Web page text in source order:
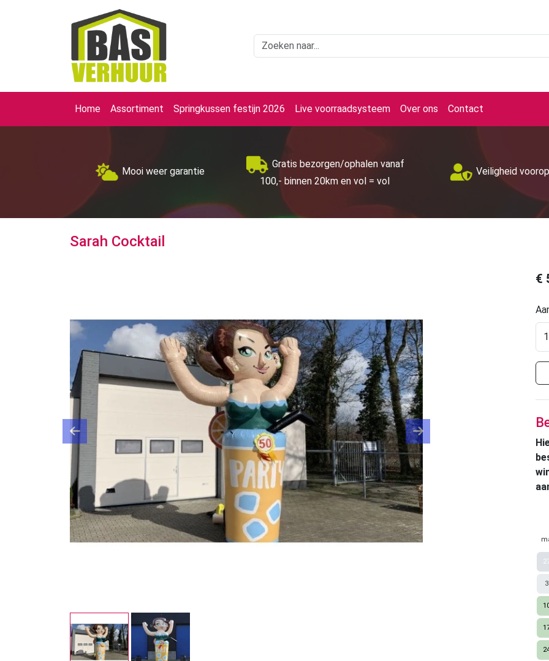
Home Assortiment Springkussen festijn 2026 Live voorraadsysteem Over ons Contact
Mooi weer garantie
Gratis bezorgen/ophalen vanaf
100,- binnen 20km en vol = vol
Veiligheid voorop
Sarah Cocktail
€
3
Previous Next